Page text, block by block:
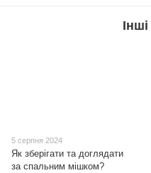
5 серпня 2024
Як зберігати та доглядати
за спальним мішком?